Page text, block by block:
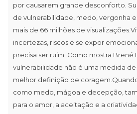
por causarem grande desconforto.
de vulnerabilidade, medo, vergonha
mais de 66 milhões de
incertezas, riscos e se expor
precisa ser ruim. Como mostra Brené
vulnerabilidade não é uma medida de
melhor definição de
como medo, mágoa e decepção,
para o amor, a aceitação e a